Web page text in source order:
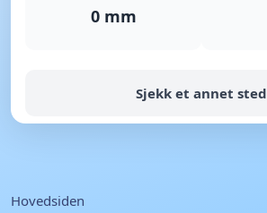
0 mm
Sjekk et annet sted
Hovedsiden